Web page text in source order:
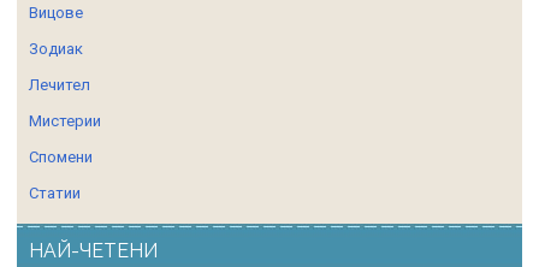
Вицове
Зодиак
Лечител
Мистерии
Спомени
Статии
НАЙ-ЧЕТЕНИ